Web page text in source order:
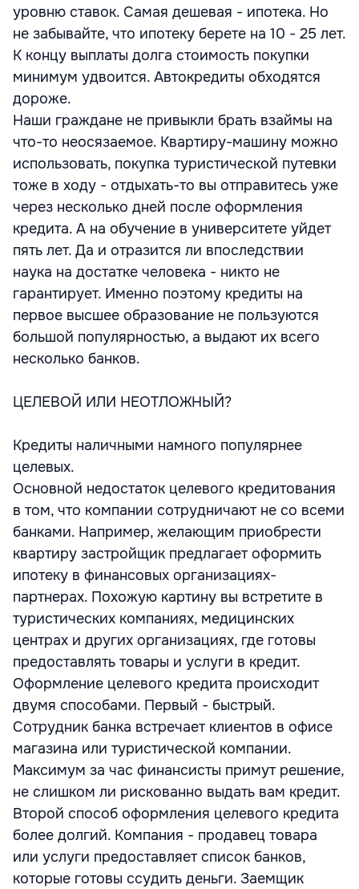
уровню ставок. Самая дешевая - ипотека. Но
не забывайте, что ипотеку берете на 10 - 25 лет.
К концу выплаты долга стоимость покупки
минимум удвоится. Автокредиты обходятся
дороже.
Наши граждане не привыкли брать взаймы на
что-то неосязаемое. Квартиру-машину можно
использовать, покупка туристической путевки
тоже в ходу - отдыхать-то вы отправитесь уже
через несколько дней после оформления
кредита. А на обучение в университете уйдет
пять лет. Да и отразится ли впоследствии
наука на достатке человека - никто не
гарантирует. Именно поэтому кредиты на
первое высшее образование не пользуются
большой популярностью, а выдают их всего
несколько банков.
ЦЕЛЕВОЙ ИЛИ НЕОТЛОЖНЫЙ?
Кредиты наличными намного популярнее
целевых.
Основной недостаток целевого кредитования
в том, что компании сотрудничают не со всеми
банками. Например, желающим приобрести
квартиру застройщик предлагает оформить
ипотеку в финансовых организациях-
партнерах. Похожую картину вы встретите в
туристических компаниях, медицинских
центрах и других организациях, где готовы
предоставлять товары и услуги в кредит.
Оформление целевого кредита происходит
двумя способами. Первый - быстрый.
Сотрудник банка встречает клиентов в офисе
магазина или туристической компании.
Максимум за час финансисты примут решение,
не слишком ли рискованно выдать вам кредит.
Второй способ оформления целевого кредита
более долгий. Компания - продавец товара
или услуги предоставляет список банков,
которые готовы ссудить деньги. Заемщик